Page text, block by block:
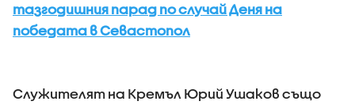
тазгодишния парад по случай Деня на
победата в Севастопол
Служителят на Кремъл Юрий Ушаков също